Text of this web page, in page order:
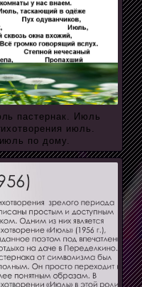
пастернак. Июль
июль.
по дому.